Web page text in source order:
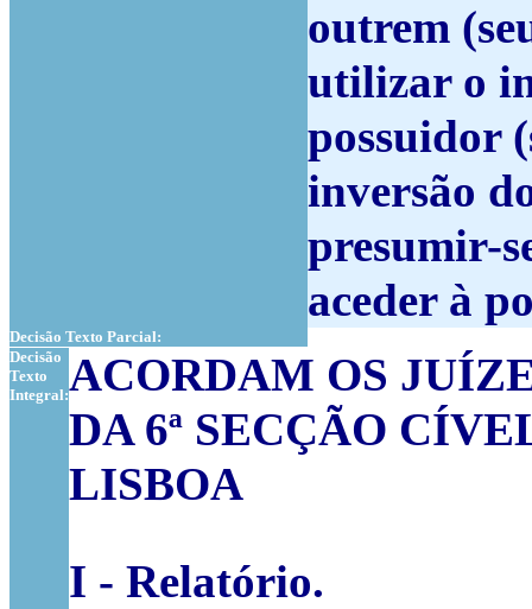
outrem
utilizar o
possuidor
inversão
presumir-
aceder à
Decisão Texto Parcial:
Decisão
Texto
Integral:ACORDAM OS
DA 6ª SECÇÃO
LISBOA
I - Relatório.